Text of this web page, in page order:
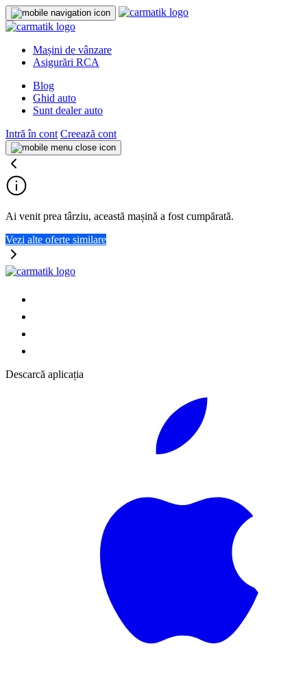
Mașini de vânzare
Asigurări RCA
Blog
Ghid auto
Sunt dealer auto
Intră în cont Creează cont
Ai venit prea târziu, această mașină a fost cumpărată.
Vezi alte oferte similare
Descarcă aplicația